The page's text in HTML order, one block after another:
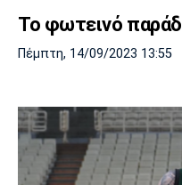
Το φωτεινό
Πέμπτη, 14/09/2023 13:55